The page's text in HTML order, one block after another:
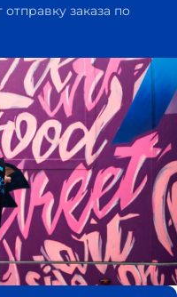
заказа по